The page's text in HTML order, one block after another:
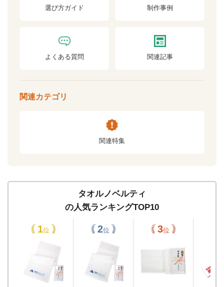
選び方ガイド 制作事例
よくある質問 関連記事
関連カテゴリ
関連特集
タオルノベルティ
の人気ランキングTOP10
位 位 位